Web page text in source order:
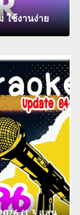
ใช้งานง่าย
(1.3 แสน